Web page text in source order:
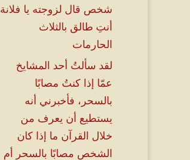
شخص قال لزوجته يا فلانة
أنتِ طالق بالثلاث
الحارمات
لقد سألتُ أحد المشايخ
عمّا إذا كنتُ مصابًا
بالسحر، فأخبرني أنه
يستطيع أن يعرف من
خلال القرآن ما إذا كان
الشخص مصابًا بالسحر أم